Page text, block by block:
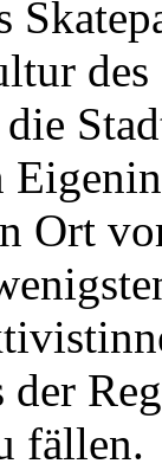
Ort
der
fällen.